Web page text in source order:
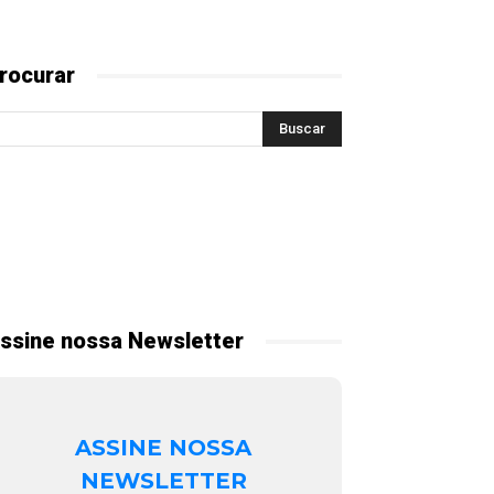
nossa Newsletter
ASSINE NOSSA
NEWSLETTER